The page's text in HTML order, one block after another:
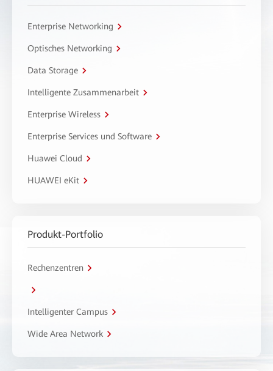
Enterprise Networking
Optisches Networking
Data Storage
Intelligente Zusammenarbeit
Enterprise Wireless
Enterprise Services und Software
Huawei Cloud
HUAWEI eKit
Produkt-Portfolio
Rechenzentren
Intelligenter Campus
Wide Area Network